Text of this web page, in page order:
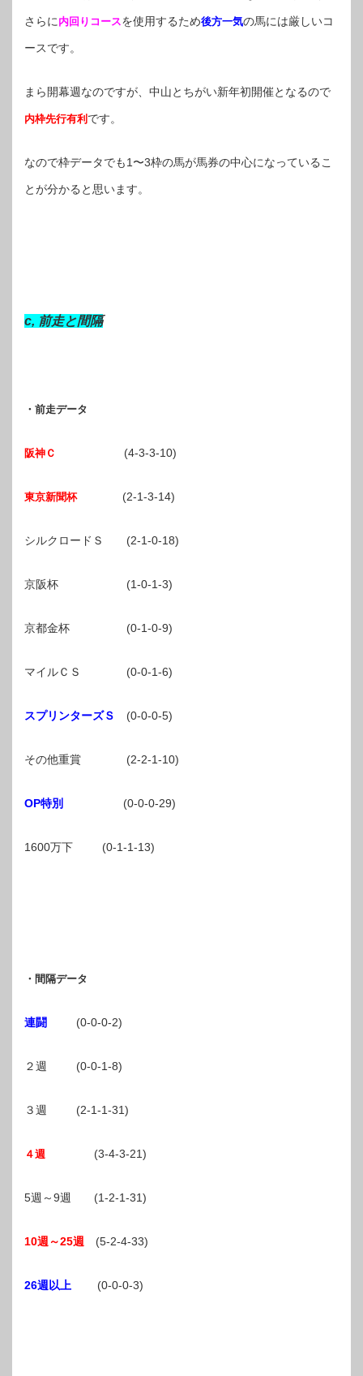
さらに 内回りコースを使用するため後方一気の馬には厳しいコ
ースです。
まら開幕週なのですが、中山とちがい新年初開催となるので
内枠先行有利 です。
なので枠データでも1〜3枠の馬が馬券の中心になっているこ
とが分かると思います。
c, 前走と間隔
・前走データ
阪神Ｃ (4-3-3-10)
東京新聞杯(2-1-3-14)
シルクロードＳ (2-1-0-18)
京阪杯 (1-0-1-3)
京都金杯 (0-1-0-9)
マイルＣＳ (0-0-1-6)
スプリンターズＳ (0-0-0-5)
その他重賞 (2-2-1-10)
OP特別 (0-0-0-29)
1600万下 (0-1-1-13)
・間隔データ
連闘 (0-0-0-2)
２週 (0-0-1-8)
３週 (2-1-1-31)
４週 (3-4-3-21)
5週～9週 (1-2-1-31)
10週～25週 (5-2-4-33)
26週以上 (0-0-0-3)